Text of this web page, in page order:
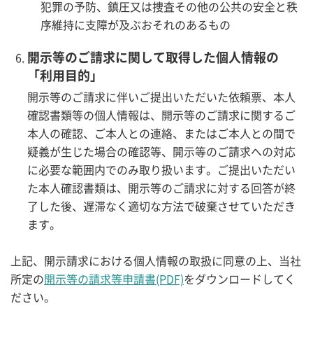
犯罪の予防、鎮圧又は捜査その他の公共の安全と秩
序維持に支障が及ぶおそれのあるもの
開示等のご請求に関して取得した個人情報の
「利用目的」
開示等のご請求に伴いご提出いただいた依頼票、本人
確認書類等の個人情報は、開示等のご請求に関するご
本人の確認、ご本人との連絡、またはご本人との間で
疑義が生じた場合の確認等、開示等のご請求への対応
に必要な範囲内でのみ取り扱います。ご提出いただい
た本人確認書類は、開示等のご請求に対する回答が終
了した後、遅滞なく適切な方法で破棄させていただき
ます。
上記、開示請求における個人情報の取扱に同意の上、当社
所定の開示等の請求等申請書(PDF)をダウンロードしてく
ださい。